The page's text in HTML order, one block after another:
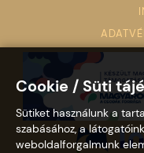
Cookie / Süti
Sütiket használunk a
szabásához, a
weboldalforgalmunk